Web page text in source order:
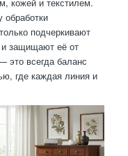
обработки
подчеркивают
и защищают её от
это всегда баланс
где каждая линия и